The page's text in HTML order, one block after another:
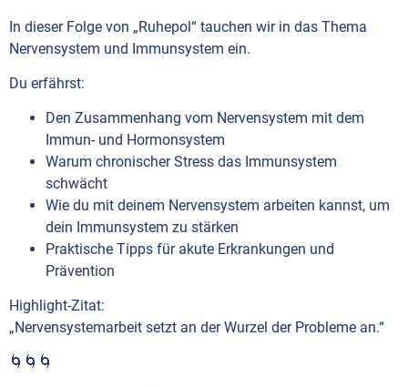
In dieser Folge von „Ruhepol“ tauchen wir in das Thema
Nervensystem und Immunsystem ein.
Du erfährst:
Den Zusammenhang vom Nervensystem mit dem
Immun- und Hormonsystem
Warum chronischer Stress das Immunsystem
schwächt
Wie du mit deinem Nervensystem arbeiten kannst, um
dein Immunsystem zu stärken
Praktische Tipps für akute Erkrankungen und
Prävention
Highlight-Zitat:
„Nervensystemarbeit setzt an der Wurzel der Probleme an.“
🌀🌀🌀